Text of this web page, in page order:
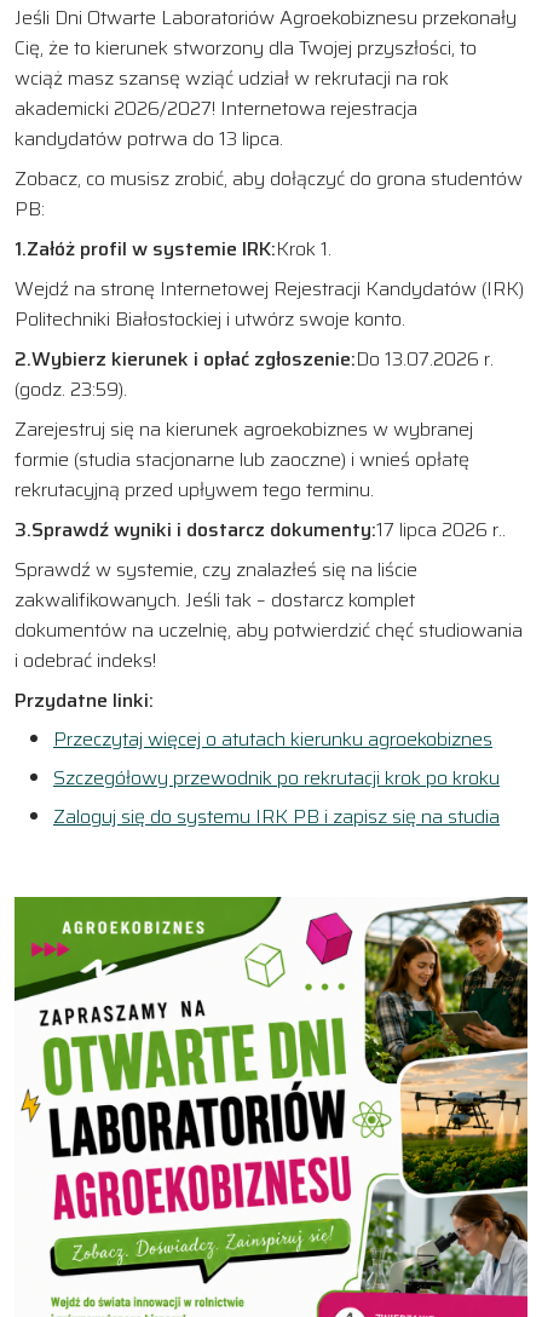
Jeśli Dni Otwarte Laboratoriów Agroekobiznesu przekonały
Cię, że to kierunek stworzony dla Twojej przyszłości, to
wciąż masz szansę wziąć udział w rekrutacji na rok
akademicki 2026/2027! Internetowa rejestracja
kandydatów potrwa do 13 lipca.
Zobacz, co musisz zrobić, aby dołączyć do grona studentów
PB:
1.Załóż profil w systemie IRK:Krok 1.
Wejdź na stronę Internetowej Rejestracji Kandydatów (IRK)
Politechniki Białostockiej i utwórz swoje konto.
2.Wybierz kierunek i opłać zgłoszenie:Do 13.07.2026 r.
(godz. 23:59).
Zarejestruj się na kierunek agroekobiznes w wybranej
formie (studia stacjonarne lub zaoczne) i wnieś opłatę
rekrutacyjną przed upływem tego terminu.
3.Sprawdź wyniki i dostarcz dokumenty:17 lipca 2026 r..
Sprawdź w systemie, czy znalazłeś się na liście
zakwalifikowanych. Jeśli tak – dostarcz komplet
dokumentów na uczelnię, aby potwierdzić chęć studiowania
i odebrać indeks!
Przydatne linki:
Przeczytaj więcej o atutach kierunku agroekobiznes
Szczegółowy przewodnik po rekrutacji krok po kroku
Zaloguj się do systemu IRK PB i zapisz się na studia